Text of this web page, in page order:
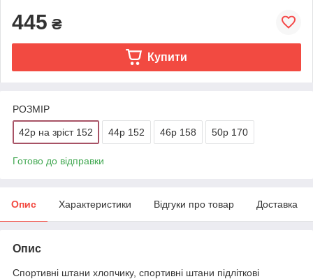
445 ₴
Купити
РОЗМІР
42р на зріст 152 44р 152 46р 158 50р 170
Готово до відправки
Опис Характеристики Відгуки про товар Доставка
Опис
Спортивні штани хлопчику, спортивні штани підліткові